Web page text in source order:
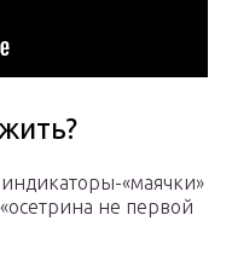
«маячки»
не первой